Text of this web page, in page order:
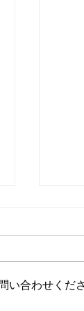
い合わせくだ